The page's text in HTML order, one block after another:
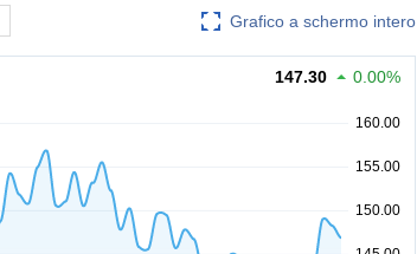
Grafico a schermo intero
147.30 0.00%